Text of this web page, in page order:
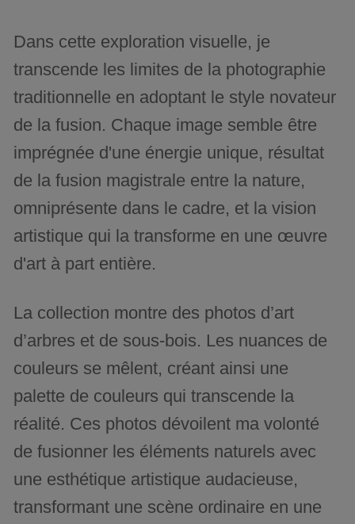
Dans cette exploration visuelle, je
transcende les limites de la photographie
traditionnelle en adoptant le style novateur
de la fusion. Chaque image semble être
imprégnée d'une énergie unique, résultat
de la fusion magistrale entre la nature,
omniprésente dans le cadre, et la vision
artistique qui la transforme en une œuvre
d'art à part entière.
La collection montre des photos d’art
d’arbres et de sous-bois. Les nuances de
couleurs se mêlent, créant ainsi une
palette de couleurs qui transcende la
réalité. Ces photos dévoilent ma volonté
de fusionner les éléments naturels avec
une esthétique artistique audacieuse,
transformant une scène ordinaire en une